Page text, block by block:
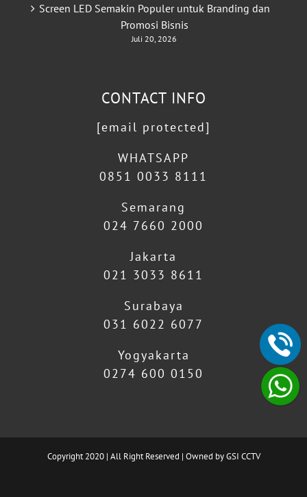
Screen LED Semakin Populer untuk Branding dan
Promosi Bisnis
Juli 20, 2026
CONTACT INFO
[email protected]
WHATSAPP
0851 0033 8111
Semarang
024 7660 2000
Jakarta
021 3033 8611
Surabaya
031 6022 6077
Yogyakarta
0274 600 0150
Copyright 2020 | All Right Reserved | Owned by GSI CCTV